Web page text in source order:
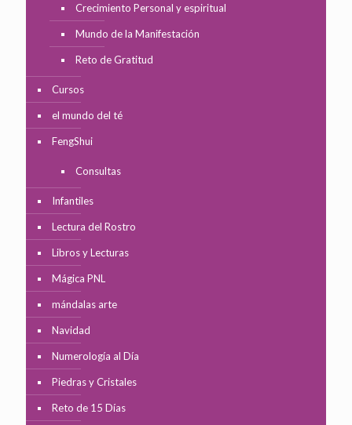
Crecimiento Personal y espiritual
Mundo de la Manifestación
Reto de Gratitud
Cursos
el mundo del té
FengShui
Consultas
Infantiles
Lectura del Rostro
Libros y Lecturas
Mágica PNL
mándalas arte
Navidad
Numerología al Día
Piedras y Cristales
Reto de 15 Días